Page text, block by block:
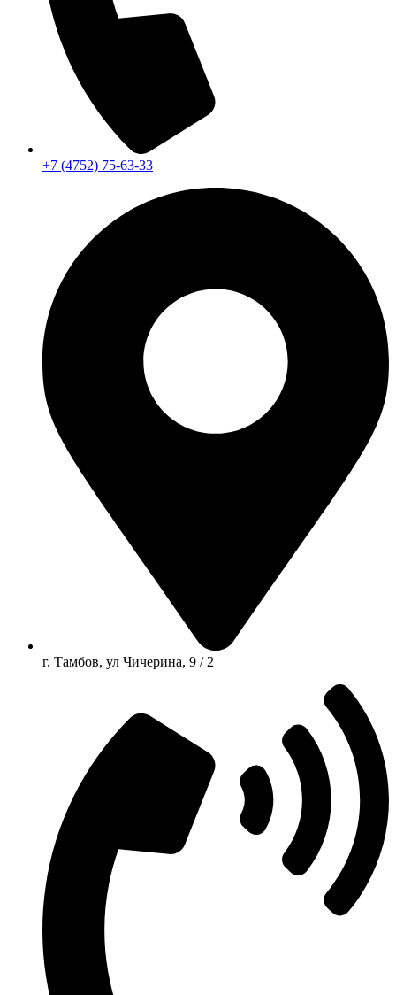
+7 (4752) 75-63-33
г. Тамбов, ул Чичерина, 9 / 2